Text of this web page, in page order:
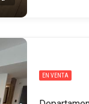
EN VENTA